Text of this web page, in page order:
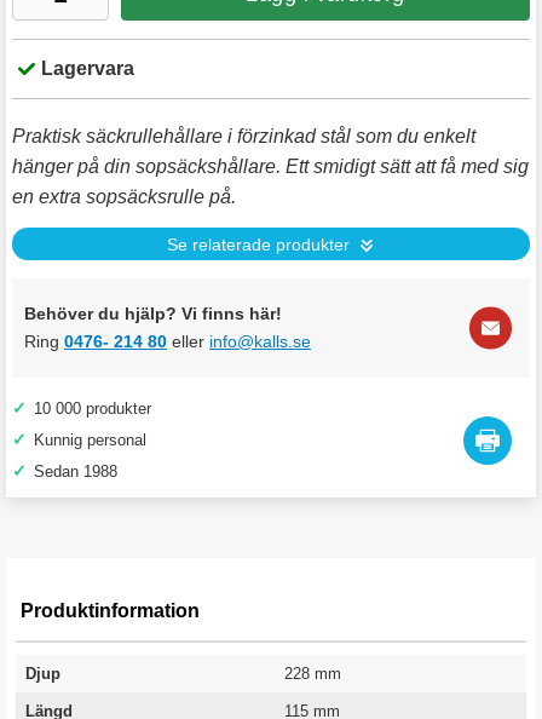
Lagervara
Praktisk säckrullehållare i förzinkad stål som du enkelt
hänger på din sopsäckshållare. Ett smidigt sätt att få med sig
en extra sopsäcksrulle på.
Se relaterade produkter
Behöver du hjälp? Vi finns här!
Ring 0476- 214 80 eller info@kalls.se
✓ 10 000 produkter
✓ Kunnig personal
✓ Sedan 1988
Produktinformation
Djup 228 mm
Längd 115 mm